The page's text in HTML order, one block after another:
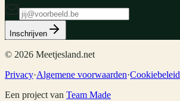
Inschrijven
© 2026 Meetjesland.net
Privacy·Algemene voorwaarden·Cookiebeleid
Een project van Team Made